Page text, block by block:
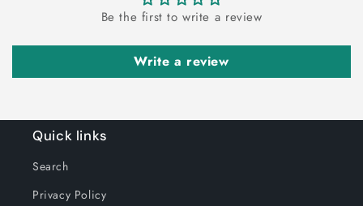
Be the first to write a review
Write a review
Quick links
Search
Privacy Policy